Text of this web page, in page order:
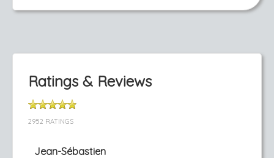
Ratings & Reviews
2952 RATINGS
Jean-Sébastien